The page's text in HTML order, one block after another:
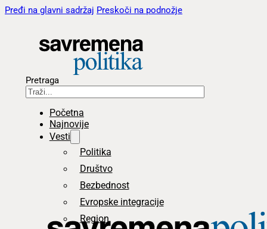
Pređi na glavni sadržaj Preskoči na podnožje
Pretraga
Početna
Najnovije
Vesti
Politika
Društvo
Bezbednost
Evropske integracije
Region